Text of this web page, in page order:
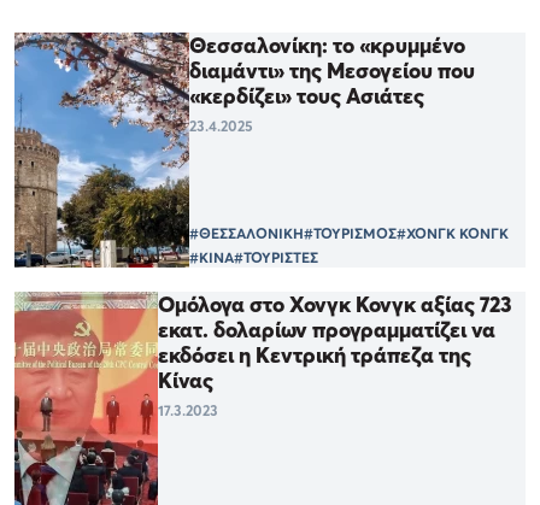
Θεσσαλονίκη: το «κρυμμένο
διαμάντι» της Μεσογείου που
«κερδίζει» τους Ασιάτες
23.4.2025
#ΘΕΣΣΑΛΟΝΙΚΗ#ΤΟΥΡΙΣΜΟΣ#ΧΟΝΓΚ ΚΟΝΓΚ
#ΚΙΝΑ#ΤΟΥΡΙΣΤΕΣ
Ομόλογα στο Χονγκ Κονγκ αξίας 723
εκατ. δολαρίων προγραμματίζει να
εκδόσει η Κεντρική τράπεζα της
Κίνας
17.3.2023